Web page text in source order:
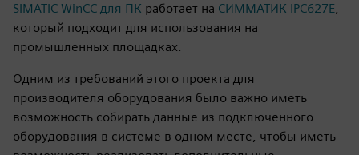
SIMATIC WinCC для ПК работает на СИММАТИК IPC627E,
который подходит для использования на
промышленных площадках.
Одним из требований этого проекта для
производителя оборудования было важно иметь
возможность собирать данные из подключенного
оборудования в системе в одном месте, чтобы иметь